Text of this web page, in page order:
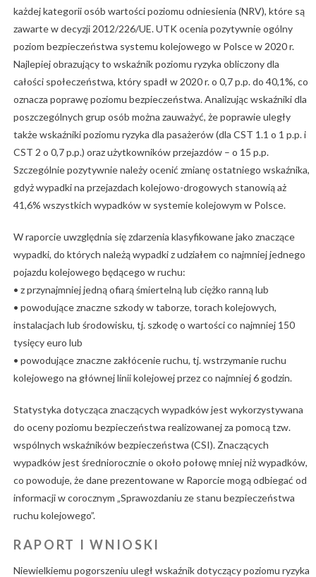
każdej kategorii osób wartości poziomu odniesienia (NRV), które są
zawarte w decyzji 2012/226/UE. UTK ocenia pozytywnie ogólny
poziom bezpieczeństwa systemu kolejowego w Polsce w 2020 r.
Najlepiej obrazujący to wskaźnik poziomu ryzyka obliczony dla
całości społeczeństwa, który spadł w 2020 r. o 0,7 p.p. do 40,1%, co
oznacza poprawę poziomu bezpieczeństwa. Analizując wskaźniki dla
poszczególnych grup osób można zauważyć, że poprawie uległy
także wskaźniki poziomu ryzyka dla pasażerów (dla CST 1.1 o 1 p.p. i
CST 2 o 0,7 p.p.) oraz użytkowników przejazdów – o 15 p.p.
Szczególnie pozytywnie należy ocenić zmianę ostatniego wskaźnika,
gdyż wypadki na przejazdach kolejowo-drogowych stanowią aż
41,6% wszystkich wypadków w systemie kolejowym w Polsce.
W raporcie uwzględnia się zdarzenia klasyfikowane jako znaczące
wypadki, do których należą wypadki z udziałem co najmniej jednego
pojazdu kolejowego będącego w ruchu:
• z przynajmniej jedną ofiarą śmiertelną lub ciężko ranną lub
• powodujące znaczne szkody w taborze, torach kolejowych,
instalacjach lub środowisku, tj. szkodę o wartości co najmniej 150
tysięcy euro lub
• powodujące znaczne zakłócenie ruchu, tj. wstrzymanie ruchu
kolejowego na głównej linii kolejowej przez co najmniej 6 godzin.
Statystyka dotycząca znaczących wypadków jest wykorzystywana
do oceny poziomu bezpieczeństwa realizowanej za pomocą tzw.
wspólnych wskaźników bezpieczeństwa (CSI). Znaczących
wypadków jest średniorocznie o około połowę mniej niż wypadków,
co powoduje, że dane prezentowane w Raporcie mogą odbiegać od
informacji w corocznym „Sprawozdaniu ze stanu bezpieczeństwa
ruchu kolejowego”.
RAPORT I WNIOSKI
Niewielkiemu pogorszeniu uległ wskaźnik dotyczący poziomu ryzyka